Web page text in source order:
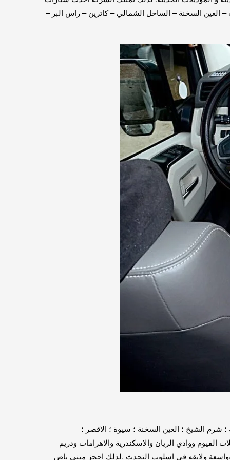
العين السخنة – الساحل الشمالي – كاترين – راس البر –
شرم الشيخ ؛ العين السخنة ؛ سيوة ؛ الاقصر ؛
ووادي الريان والاسكندرية والاهرامات ودريم
ولابقه في اسلوب التحدث .لذلك احجز ميني باص